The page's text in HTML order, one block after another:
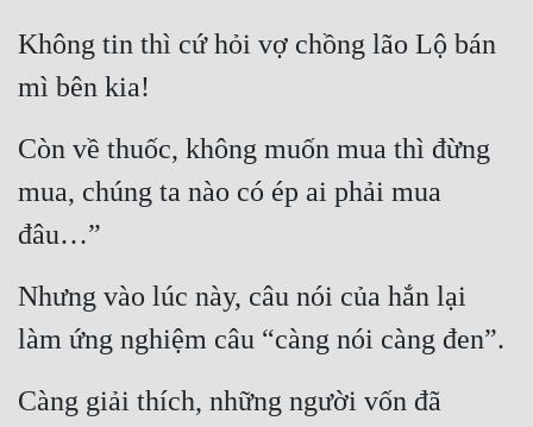
Không tin thì cứ hỏi vợ chồng lão Lộ bán
mì bên kia!
Còn về thuốc, không muốn mua thì đừng
mua, chúng ta nào có ép ai phải mua
đâu…”
Nhưng vào lúc này, câu nói của hắn lại
làm ứng nghiệm câu “càng nói càng đen”.
Càng giải thích, những người vốn đã